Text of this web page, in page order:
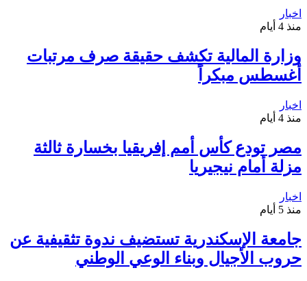
اخبار
منذ 4 أيام
وزارة المالية تكشف حقيقة صرف مرتبات
أغسطس مبكراً
اخبار
منذ 4 أيام
مصر تودع كأس أمم إفريقيا بخسارة ثالثة
مزلة أمام نيجيريا
اخبار
منذ 5 أيام
جامعة الإسكندرية تستضيف ندوة تثقيفية عن
حروب الأجيال وبناء الوعي الوطني